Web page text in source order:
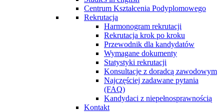
Centrum Kształcenia Podyplomowego
Rekrutacja
Harmonogram rekrutacji
Rekrutacja krok po kroku
Przewodnik dla kandydatów
Wymagane dokumenty
Statystyki rekrutacji
Konsultacje z doradcą zawodowym
Najczęściej zadawane pytania
(FAQ)
Kandydaci z niepełnosprawnością
Kontakt